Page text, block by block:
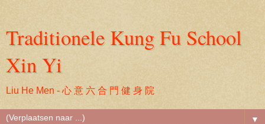
Traditionele Kung Fu School
Xin Yi
Liu He Men - 心 意 六 合 門 健 身 院
▼